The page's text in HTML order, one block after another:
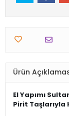
Ürün
El Yapımı
Pirit